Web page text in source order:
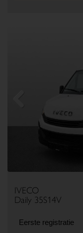
IVECO
Daily 35S14V
Eerste registratie